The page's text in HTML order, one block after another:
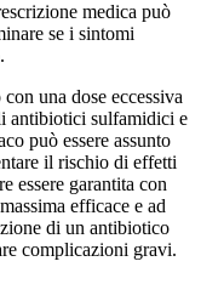
medica può
se i sintomi
una dose eccessiva
antibiotici sulfamidici e
può essere assunto
il rischio di effetti
essere garantita con
efficace e ad
di un antibiotico
complicazioni gravi.